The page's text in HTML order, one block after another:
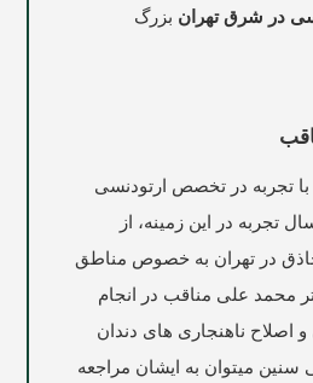
در شرق تهران بزرگ
تجربه در تخصص ارتودنسی
که با بیش از 30 سال تجربه در این زمینه، از
در تهران به خصوص مناطق
محمد علی مناقب در انجام
اصلاح ناهنجاری های دندان
سنین میتوان به ایشان مراجعه